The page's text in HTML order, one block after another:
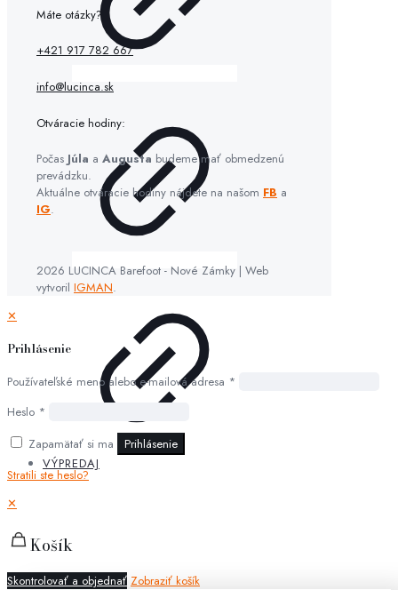
VÝPREDAJ
Máte otázky?
+421 917 782 667
info@lucinca.sk
Otváracie hodiny:
Počas Júla a Augusta budeme mať obmedzenú
prevádzku.
Aktuálne otváracie hodiny nájdete na našom FB a
IG.
2026 LUCINCA Barefoot - Nové Zámky | Web
vytvoril IGMAN.
✕
Prihlásenie
Používateľské meno alebo e-mailová adresa *
Heslo *
Zapamätať si ma
Prihlásenie
Stratili ste heslo?
✕
Košík
Skontrolovať a objednať Zobraziť košík